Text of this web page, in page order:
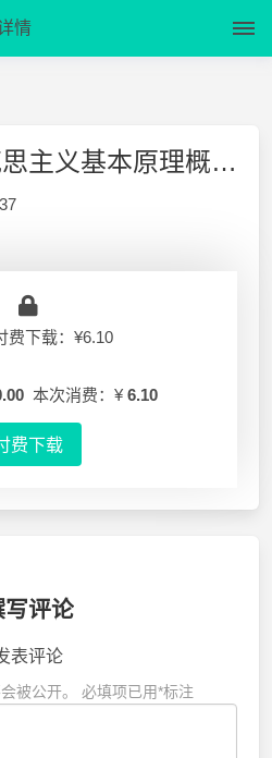
情
山东大学《马克思主义基本原理概论》各种复习题
费下载：¥6.10
本次消费：¥ 6.10
费下载
写评论
表评论
被公开。 必填项已用*标注